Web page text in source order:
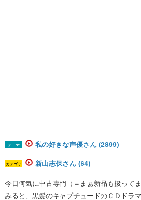
テーマ 私の好きな声優さん (2899)
カテゴリ 新山志保さん (64)
今日何気に中古専門（＝まぁ新品も扱って
みると、黒髪のキャプチュードのＣＤドラ